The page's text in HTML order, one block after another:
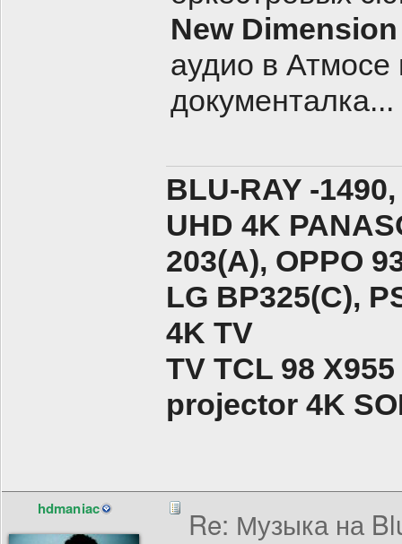
New
аудио в Атмосе
документалка...
BLU-RAY -
UHD 4K
203(A), ОPPO
LG BP325(C),
4K TV
TV TCL 98 X955
projector 4K
hdmaniac
Re: Музыка на